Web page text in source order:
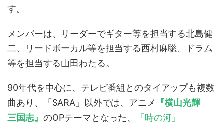
す。
メンバーは、リーダーでギター等を担当する北島健
二、リードボーカル等を担当する西村麻聡、ドラム
等を担当する山田わたる。
90年代を中心に、テレビ番組とのタイアップも複数
曲あり、「SARA」以外では、アニメ
『横山光輝
三国志』 のOPテーマとなった、
「時の河」